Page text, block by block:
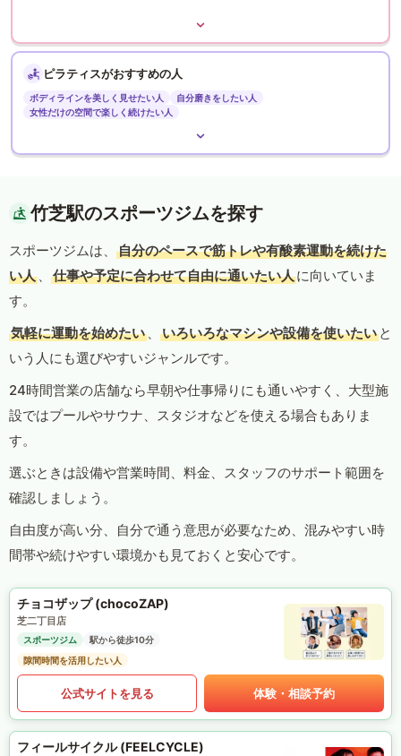
ピラティスがおすすめの人
ボディラインを美しく見せたい人
自分磨きをしたい人
女性だけの空間で楽しく続けたい人
竹芝駅のスポーツジムを探す
スポーツジムは、
自分のペースで筋トレや有酸素運動を続けた
い人 、 仕事や予定に合わせて自由に通いたい人に向いていま
す。
気軽に運動を始めたい 、 いろいろなマシンや設備を使いたい と
いう人にも選びやすいジャンルです。
24時間営業の店舗なら早朝や仕事帰りにも通いやすく、大型施
設ではプールやサウナ、スタジオなどを使える場合もありま
す。
選ぶときは設備や営業時間、料金、スタッフのサポート範囲を
確認しましょう。
自由度が高い分、自分で通う意思が必要なため、混みやすい時
間帯や続けやすい環境かも見ておくと安心です。
チョコザップ (chocoZAP)
芝二丁目店
スポーツジム
駅から徒歩10分
隙間時間を活用したい人
公式サイトを見る 体験・相談予約
フィールサイクル (FEELCYCLE)